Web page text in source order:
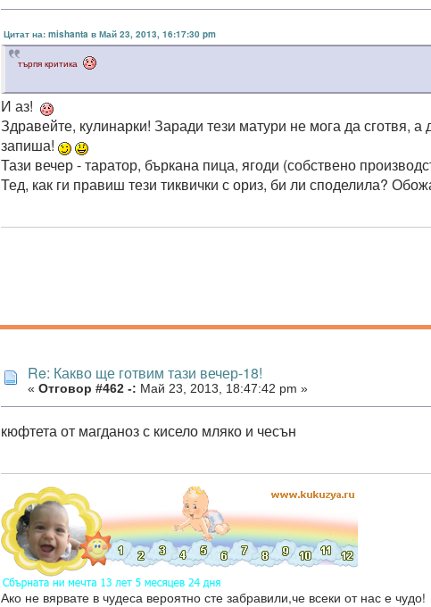
Цитат на: mishanta в Май 23, 2013, 16:17:30 pm
търпя критика
И аз!
Здравейте, кулинарки! Заради тези матури не мога да сготвя,
запиша!
Тази вечер - таратор, бъркана пица, ягоди (собствено
Тед, как ги правиш тези тиквички с ориз, би ли споделила?
Re: Какво ще готвим тази вечер-18!
« Отговор #462 -: Май 23, 2013, 18:47:42 pm »
кюфтета от магданоз с кисело мляко и чесън
Ако не вярвате в чудеса вероятно сте забравили,че всеки от нас е чудо!